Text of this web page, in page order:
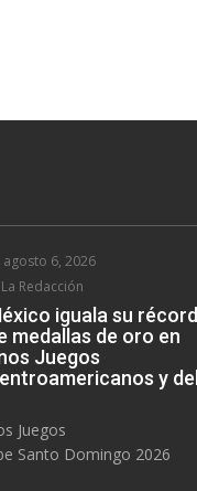
agosto 6, 2026
La Redacción
iguala su récord
medallas de oro en
Juegos
y del
Juegos
Santo Domingo 2026